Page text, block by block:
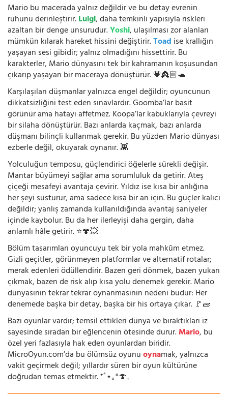
Mario bu macerada yalnız değildir ve bu detay evrenin
ruhunu derinleştirir.Luigi, daha temkinli yapısıyla riskleri
azaltan bir denge unsurudur.Yoshi, ulaşılması zor alanları
mümkün kılarak hareket hissini değiştirir.Toad ise krallığın
yaşayan sesi gibidir; yalnız olmadığını hissettirir. Bu
karakterler, Mario dünyasını tek bir kahramanın koşusundan
çıkarıp yaşayan bir maceraya dönüştürür. 💗👸🏼🐢
Karşılaşılan düşmanlar yalnızca engel değildir; oyuncunun
dikkatsizliğini test eden sınavlardır. Goomba’lar basit
görünür ama hatayı affetmez. Koopa’lar kabuklarıyla çevreyi
bir silaha dönüştürür. Bazı anlarda kaçmak, bazı anlarda
düşmanı bilinçli kullanmak gerekir. Bu yüzden Mario dünyası
ezberle değil, okuyarak oynanır. 👾
Yolculuğun temposu, güçlendirici öğelerle sürekli değişir.
Mantar büyümeyi sağlar ama sorumluluk da getirir. Ateş
çiçeği mesafeyi avantaja çevirir. Yıldız ise kısa bir anlığına
her şeyi susturur, ama sadece kısa bir an için. Bu güçler kalıcı
değildir; yanlış zamanda kullanıldığında avantaj saniyeler
içinde kaybolur. Bu da her ilerleyişi daha gergin, daha
anlamlı hâle getirir. ⭐🍄💥
Bölüm tasarımları oyuncuyu tek bir yola mahkûm etmez.
Gizli geçitler, görünmeyen platformlar ve alternatif rotalar;
merak edenleri ödüllendirir. Bazen geri dönmek, bazen yukarı
çıkmak, bazen de risk alıp kısa yolu denemek gerekir. Mario
dünyasının tekrar tekrar oynanmasının nedeni budur: Her
denemede başka bir detay, başka bir his ortaya çıkar. 🚩🧱
Bazı oyunlar vardır; temsil ettikleri dünya ve bıraktıkları iz
sayesinde sıradan bir eğlencenin ötesinde durur.Mario, bu
özel yeri fazlasıyla hak eden oyunlardan biridir.
MicroOyun.com’da bu ölümsüz oyunuoynamak, yalnızca
vakit geçirmek değil; yıllardır süren bir oyun kültürüne
doğrudan temas etmektir. ⁺˚⋆｡°🍄₊